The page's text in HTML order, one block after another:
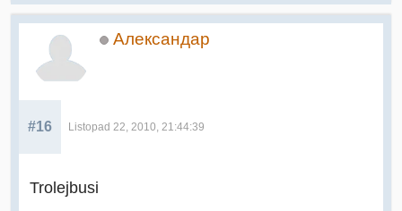
Александар
#16 Listopad 22, 2010, 21:44:39
Trolejbusi